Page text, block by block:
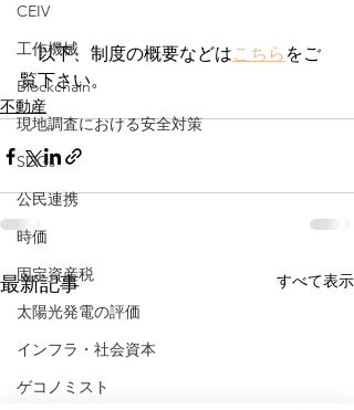
CEIV
工作機械
Blockchain
現地調査における安全対策
SDGs
公民連携
時価
固定資産税
太陽光発電の評価
インフラ・社会資本
ゲコノミスト
以下、制度の概要などはこちら をご
覧下さい。
不動産
最新記事 すべて表示